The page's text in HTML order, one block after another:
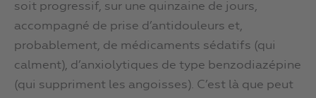
soit progressif, sur une quinzaine de jours,
accompagné de prise d’antidouleurs et,
probablement, de médicaments sédatifs (qui
calment), d’anxiolytiques de type benzodiazépine
(qui suppriment les angoisses). C’est là que peut